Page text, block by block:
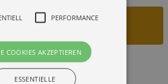
PERFORMANCE
COOKIES AKZEPTIEREN
ESSENTIELLE